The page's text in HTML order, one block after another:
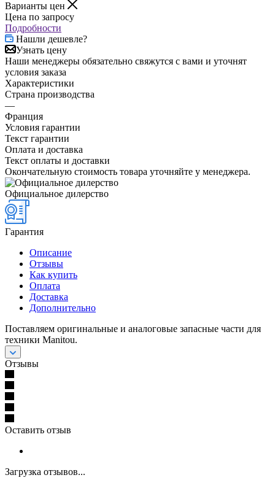
Варианты цен
Цена по запросу
Подробности
Нашли дешевле?
Узнать цену
Наши менеджеры обязательно свяжутся с вами и уточнят
условия заказа
Характеристики
Страна производства
—
Франция
Условия гарантии
Текст гарантии
Оплата и доставка
Текст оплаты и доставки
Окончательную стоимость товара уточняйте у менеджера.
Официальное дилерство
Гарантия
Описание
Отзывы
Как купить
Оплата
Доставка
Дополнительно
Поставляем оригинальные и аналоговые запасные части для
техники Manitou.
Отзывы
Оставить отзыв
Загрузка отзывов...